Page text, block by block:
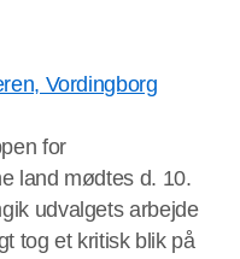
Vordingborg
for
land mødtes d. 10.
udvalgets arbejde
tog et kritisk blik på